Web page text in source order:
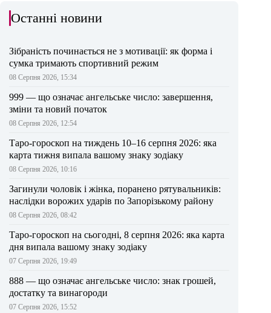
Останні новини
Зібраність починається не з мотивації: як форма і
сумка тримають спортивний режим
08 Серпня 2026, 15:34
999 — що означає ангельське число: завершення,
зміни та новий початок
08 Серпня 2026, 12:54
Таро-гороскоп на тиждень 10–16 серпня 2026: яка
карта тижня випала вашому знаку зодіаку
08 Серпня 2026, 10:16
Загинули чоловік і жінка, поранено рятувальників:
наслідки ворожих ударів по Запорізькому району
08 Серпня 2026, 08:42
Таро-гороскоп на сьогодні, 8 серпня 2026: яка карта
дня випала вашому знаку зодіаку
07 Серпня 2026, 19:49
888 — що означає ангельське число: знак грошей,
достатку та винагороди
07 Серпня 2026, 15:52